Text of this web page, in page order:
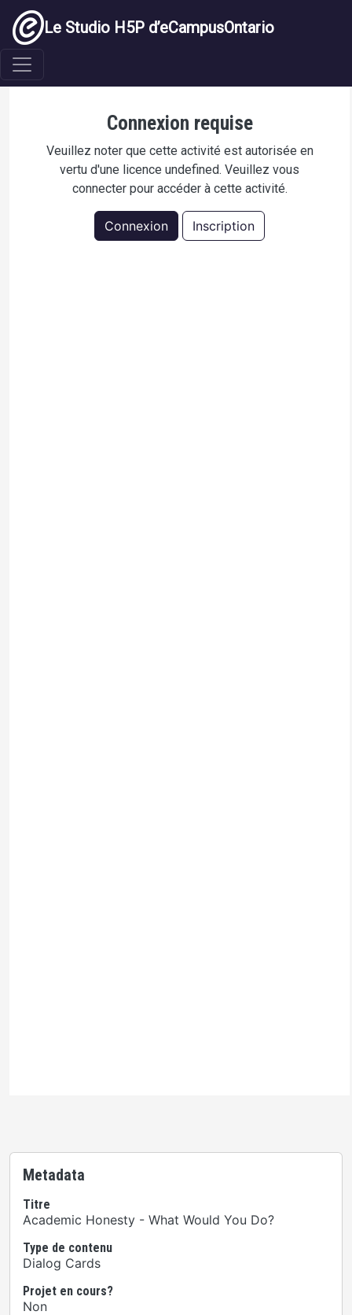
Aller au contenu principal
Le Studio H5P d’eCampusOntario
Connexion requise
Veuillez noter que cette activité est autorisée en
vertu d'une licence undefined. Veuillez vous
connecter pour accéder à cette activité.
Connexion Inscription
Academic Honesty Discussion
Metadata
Titre
Academic Honesty - What Would You Do?
Type de contenu
Dialog Cards
Projet en cours?
Non